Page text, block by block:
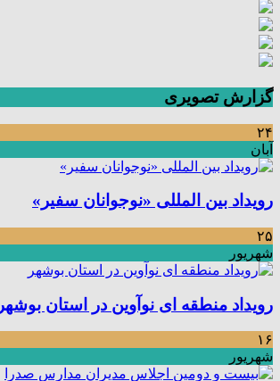
گزارش تصویری
۲۴
آبان
رویداد بین المللی «نوجوانان سفیر»
۲۵
شهریور
رویداد منطقه ای نوآوین در استان بوشهر
۱۶
شهریور